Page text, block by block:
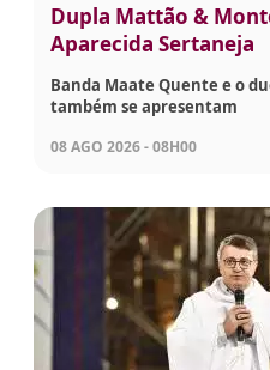
Dupla Mattão &
Aparecida Sertaneja
Banda Maate Quente e o
também se apresentam
08 AGO 2026 - 08H00